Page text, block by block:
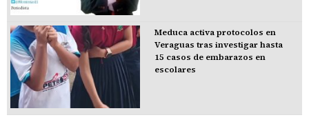
Meduca activa protocolos en
Veraguas tras investigar hasta
15 casos de embarazos en
escolares